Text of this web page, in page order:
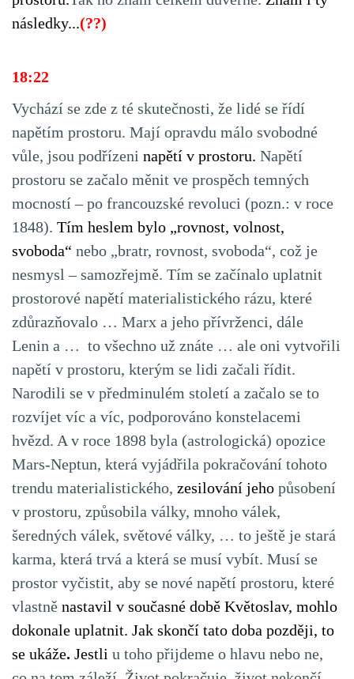
následky...(??)
18:22
Vychází se zde z té skutečnosti, že lidé se řídí
napětím prostoru. Mají opravdu málo svobodné
vůle, jsou podřízeni napětí v prostoru. Napětí
prostoru se začalo měnit ve prospěch temných
mocností – po francouzské revoluci (pozn.: v roce
1848). Tím heslem bylo „rovnost, volnost,
svoboda“ nebo „bratr, rovnost, svoboda“, což je
nesmysl – samozřejmě. Tím se začínalo uplatnit
prostorové napětí materialistického rázu, které
zdůrazňovalo … Marx a jeho přívrženci, dále
Lenin a … to všechno už znáte … ale oni vytvořili
napětí v prostoru, kterým se lidi začali řídit.
Narodili se v předminulém století a začalo se to
rozvíjet víc a víc, podporováno konstelacemi
hvězd. A v roce 1898 byla (astrologická) opozice
Mars-Neptun, která vyjádřila pokračování tohoto
trendu materialistického, zesilování jeho působení
v prostoru, způsobila války, mnoho válek,
šeredných válek, světové války, … to ještě je stará
karma, která trvá a která se musí vybít. Musí se
prostor vyčistit, aby se nové napětí prostoru, které
vlastně nastavil v současné době Květoslav, mohlo
dokonale uplatnit. Jak skončí tato doba později, to
se ukáže. Jestli u toho přijdeme o hlavu nebo ne,